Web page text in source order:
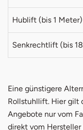
Hublift (bis 1 Meter)
Senkrechtlift (bis
Eine günstigere
Rollstuhllift. Hier gilt
Angebote nur vom
direkt vom